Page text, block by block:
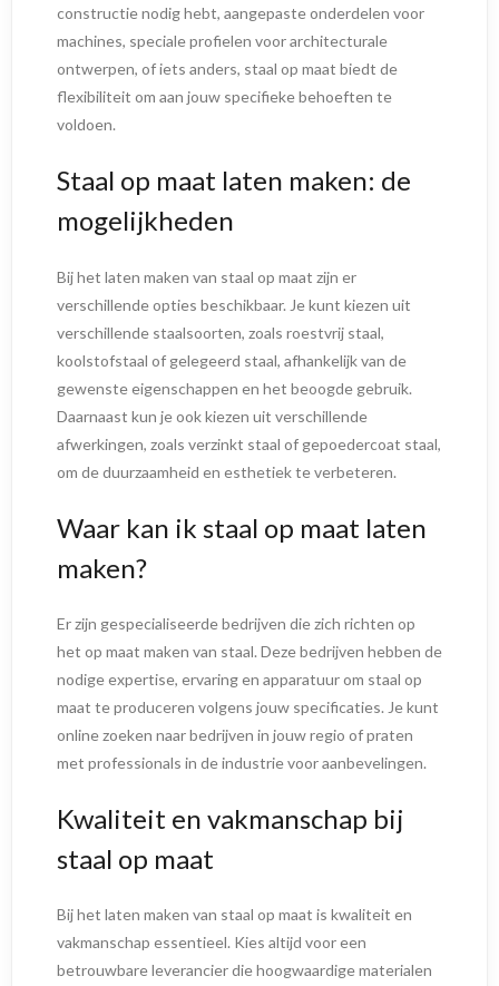
constructie nodig hebt, aangepaste onderdelen voor
machines, speciale profielen voor architecturale
ontwerpen, of iets anders, staal op maat biedt de
flexibiliteit om aan jouw specifieke behoeften te
voldoen.
Staal op maat laten maken: de
mogelijkheden
Bij het laten maken van staal op maat zijn er
verschillende opties beschikbaar. Je kunt kiezen uit
verschillende staalsoorten, zoals roestvrij staal,
koolstofstaal of gelegeerd staal, afhankelijk van de
gewenste eigenschappen en het beoogde gebruik.
Daarnaast kun je ook kiezen uit verschillende
afwerkingen, zoals verzinkt staal of gepoedercoat staal,
om de duurzaamheid en esthetiek te verbeteren.
Waar kan ik staal op maat laten
maken?
Er zijn gespecialiseerde bedrijven die zich richten op
het op maat maken van staal. Deze bedrijven hebben de
nodige expertise, ervaring en apparatuur om staal op
maat te produceren volgens jouw specificaties. Je kunt
online zoeken naar bedrijven in jouw regio of praten
met professionals in de industrie voor aanbevelingen.
Kwaliteit en vakmanschap bij
staal op maat
Bij het laten maken van staal op maat is kwaliteit en
vakmanschap essentieel. Kies altijd voor een
betrouwbare leverancier die hoogwaardige materialen